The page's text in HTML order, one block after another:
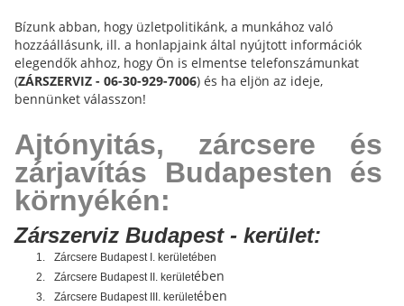
Bízunk abban, hogy üzletpolitikánk, a munkához való
hozzáállásunk, ill. a honlapjaink által nyújtott információk
elegendők ahhoz, hogy Ön is elmentse telefonszámunkat
(ZÁRSZERVIZ - 06-30-929-7006) és ha eljön az ideje,
bennünket válasszon!
Ajtónyitás, zárcsere és
zárjavítás Budapesten és
környékén:
Zárszerviz Budapest - kerület:
1.
Zárcsere Budapest I. kerületében
2.
Zárcsere Budapest II. kerületében
3. Zárcsere Budapest III. kerületében